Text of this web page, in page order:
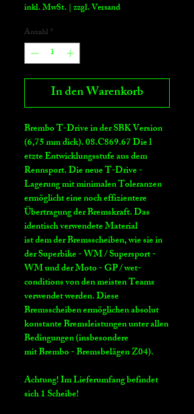
inkl. MwSt. | zzgl. Versand
Anzahl*
In den Warenkorb
Brembo T-Drive in der SBK Version
(6,75 mm dick). 08.C869.67 Die l​​​
etzte Entwicklungsstufe aus dem
Rennsport. Die neue T-Drive -
Lagerung mit minimalen Toleranzen
ermöglicht eine noch effizientere
Übertragung der Bremskraft. Das
identisch verwendete Material
ist dem der Bremsscheiben, wie sie in
der Superbike - WM / Supersport -
WM und der Moto - GP / wet-
conditions von den meisten Teams
verwendet werden. Diese
Bremsscheiben ermöglichen absolut
konstante Bremsleistungen unter allen
Bedingungen (insbesondere
mit Brembo - Bremsbelägen Z04).
Achtung! Im Lieferumfang befindet
sich 1 Scheibe!